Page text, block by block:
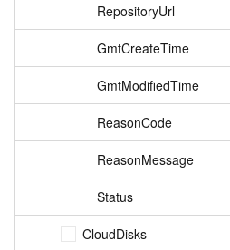
RepositoryUrl
GmtCreateTime
GmtModifiedTime
ReasonCode
ReasonMessage
Status
CloudDisks